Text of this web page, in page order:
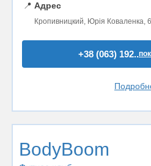
📍 Адрес
Кропивницкий, Юрія Коваленка,
+38 (063) 192..
BodyBoom